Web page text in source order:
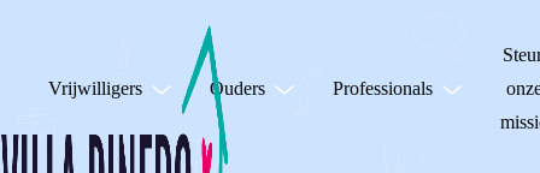
Vrijwilligers Ouders Professionals